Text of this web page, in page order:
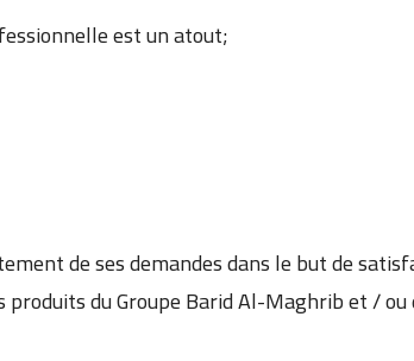
est un atout;
de ses demandes dans le but de
du Groupe Barid Al-Maghrib et / ou